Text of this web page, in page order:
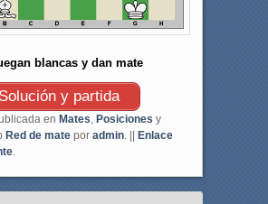
blancas y dan mate
Solución y partida
en Mates, Posiciones y
Red de matepor admin. ||
Enlace
.